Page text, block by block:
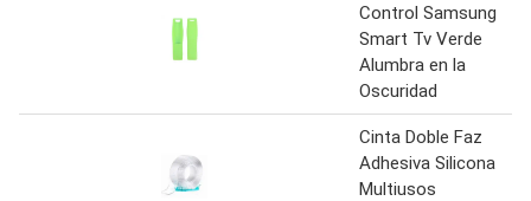
Control Samsung
Smart Tv Verde
Alumbra en la
Oscuridad
Cinta Doble Faz
Adhesiva Silicona
Multiusos